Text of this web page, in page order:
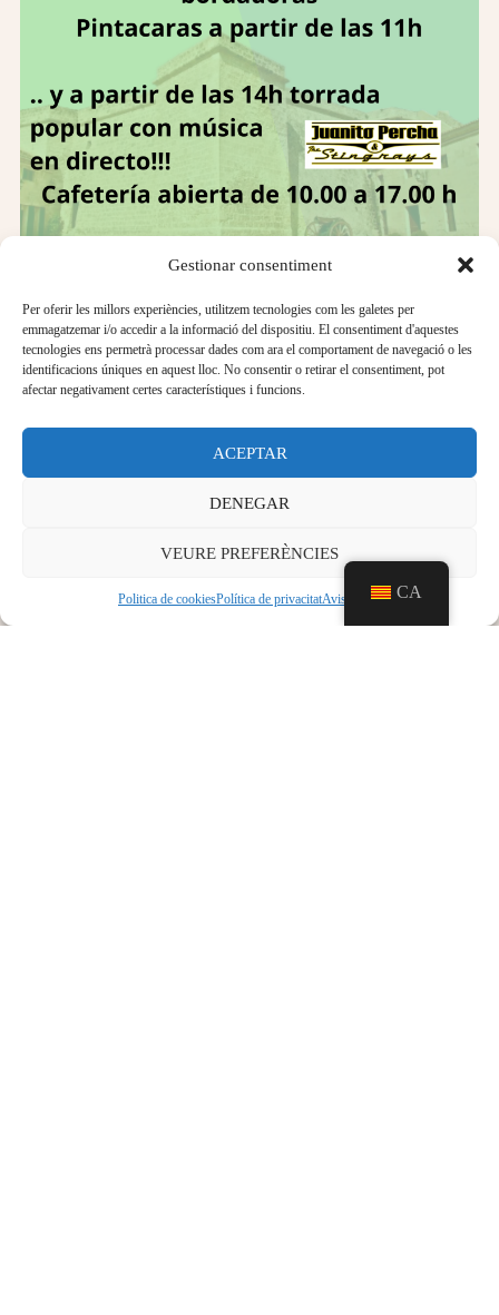
Gestionar consentiment
Per oferir les millors experiències, utilitzem tecnologies com les galetes per
emmagatzemar i/o accedir a la informació del dispositiu. El consentiment d'aquestes
tecnologies ens permetrà processar dades com ara el comportament de navegació o les
identificacions úniques en aquest lloc. No consentir o retirar el consentiment, pot
afectar negativament certes característiques i funcions.
ACEPTAR
DENEGAR
VEURE PREFERÈNCIES
Politica de cookiesPolítica de privacitatAviso legal CA